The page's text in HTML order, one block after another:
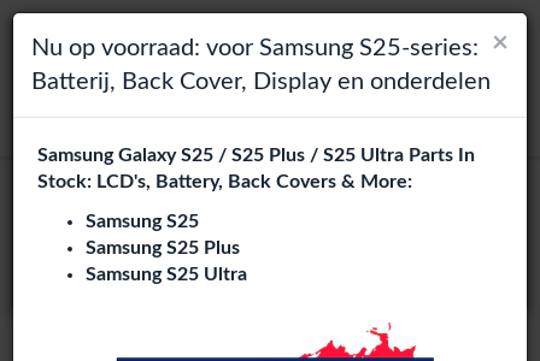
×
Kies je taal
Het lijkt erop dat je inVerenigde Statenbent.
Bezoeken.phone-city.nl
Blijf op deze site
Toggle navigation
zoeken
Login
×
Nu op voorraad: voor Samsung S25-series:
Batterij, Back Cover, Display en onderdelen
Samsung Galaxy S25 / S25 Plus / S25 Ultra Parts In
Stock: LCD's, Battery, Back Covers & More:
Samsung S25
Samsung S25 Plus
Samsung S25 Ultra